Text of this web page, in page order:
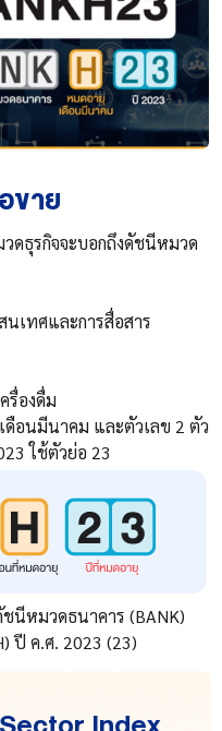
ขาย
ธุรกิจจะบอกถึงดัชนีหมวด
เทศและการสื่อสาร
รื่องดื่ม
อนมีนาคม และตัวเลข 2 ตัว
ใช้ตัวย่อ 23
นีหมวดธนาคาร (BANK)
ปี ค.ศ. 2023 (23)